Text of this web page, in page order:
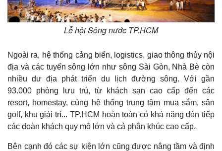
Lễ hội Sông nước TP.HCM
Ngoài ra, hệ thống cảng biển, logistics, giao thông thủy nội
địa và các tuyến sông lớn như sông Sài Gòn, Nhà Bè còn
nhiều dư địa phát triển du lịch đường sông. Với gần
93.000 phòng lưu trú, từ khách sạn cao cấp đến các
resort, homestay, cùng hệ thống trung tâm mua sắm, sân
golf, khu giải trí... TP.HCM hoàn toàn có khả năng đón tiếp
các đoàn khách quy mô lớn và cả phân khúc cao cấp.
Bên cạnh đó các sự kiện lớn cũng được nâng tầm và định